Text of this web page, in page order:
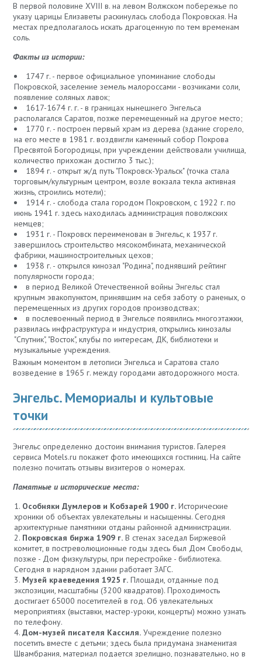
В первой половине XVIII в. на левом Волжском побережье по
указу царицы Елизаветы раскинулась слобода Покровская. На
местах предполагалось искать драгоценную по тем временам
соль.
Факты из истории:
1747 г. - первое официальное упоминание слободы
Покровской, заселение земель малороссами - возчиками соли,
появление соляных лавок;
1617-1674 г. г. - в границах нынешнего Энгельса
располагался Саратов, позже перемещенный на другое место;
1770 г. - построен первый храм из дерева (здание сгорело,
на его месте в 1981 г. воздвигли каменный собор Покрова
Пресвятой Богородицы, при учреждении действовали училища,
количество прихожан достигло 3 тыс.);
1894 г. - открыт ж/д путь "Покровск-Уральск" (точка стала
торговым/культурным центром, возле вокзала текла активная
жизнь, строились мотели);
1914 г. - слобода стала городом Покровском, с 1922 г. по
июнь 1941 г. здесь находилась администрация поволжских
немцев;
1931 г. - Покровск переименован в Энгельс, к 1937 г.
завершилось строительство мясокомбината, механической
фабрики, машиностроительных цехов;
1938 г. - открылся кинозал "Родина", поднявший рейтинг
популярности города;
в период Великой Отечественной войны Энгельс стал
крупным эвакопунктом, принявшим на себя заботу о раненых, о
перемещенных из других городов производствах;
в послевоенный период в Энгельсе появились многоэтажки,
развилась инфраструктура и индустрия, открылись кинозалы
"Спутник", "Восток", клубы по интересам, ДК, библиотеки и
музыкальные учреждения.
Важным моментом в летописи Энгельса и Саратова стало
возведение в 1965 г. между городами автодорожного моста.
Энгельс. Мемориалы и культовые
точки
Энгельс определенно достоин внимания туристов. Галерея
сервиса Motels.ru покажет фото имеющихся гостиниц. На сайте
полезно почитать отзывы визитеров о номерах.
Памятные и исторические места:
Особняки Думлеров и Кобзарей 1900 г.Исторические
хроники об объектах увлекательны и насыщенны. Сегодня
архитектурные памятники отданы районной администрации.
Покровская биржа 1909 г.В стенах заседал Биржевой
комитет, в постреволюционные годы здесь был Дом Свободы,
позже - Дом физкультуры, при перестройке - библиотека.
Сегодня в нарядном здании работает ЗАГС.
Музей краеведения 1925 г.Площади, отданные под
экспозиции, масштабны (3200 квадратов). Проходимость
достигает 65000 посетителей в год. Об увлекательных
мероприятиях (выставки, мастер-уроки, концерты) можно узнать
по телефону.
Дом-музей писателя Кассиля.Учреждение полезно
посетить вместе с детьми; здесь была придумана знаменитая
Швамбрания, материал подается зрелищно, познавательно, но в